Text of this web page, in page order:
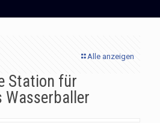
Alle anzeigen
Station für
Wasserballer